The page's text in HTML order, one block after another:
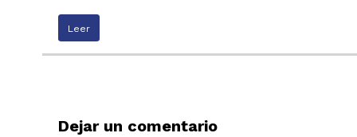
Leer
Dejar un comentario